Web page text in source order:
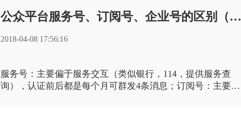
公众平台服务号、订阅号、企业号的区别（转载自腾讯）
2018-04-08 17:56:16
服务号：主要偏于服务交互（类似银行，114，提供服务查
询），认证前后都是每个月可群发4条消息；订阅号：主要偏